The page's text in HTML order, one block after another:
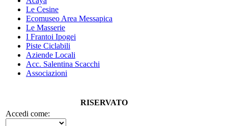
Le Cesine
Ecomuseo Area Messapica
Le Masserie
I Frantoi Ipogei
Piste Ciclabili
Aziende Locali
Acc. Salentina Scacchi
Associazioni
RISERVATO
Accedi come: